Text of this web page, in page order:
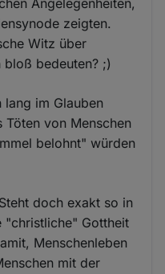
Angelegenheiten,
zeigten.
Witz über
bloß bedeuten? ;)
lang im Glauben
Töten von Menschen
belohnt" würden
doch exakt so in
"christliche" Gottheit
Menschenleben
mit der